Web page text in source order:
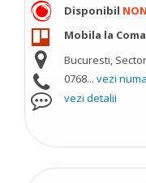
Disponibil
Mobila la
Bucuresti,
0768... vezi
vezi detalii